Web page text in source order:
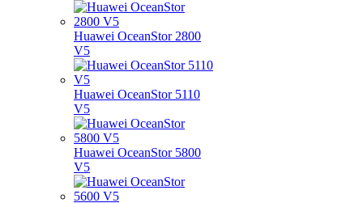
Huawei OceanStor 2800
V5
Huawei OceanStor 5110
V5
Huawei OceanStor 5800
V5